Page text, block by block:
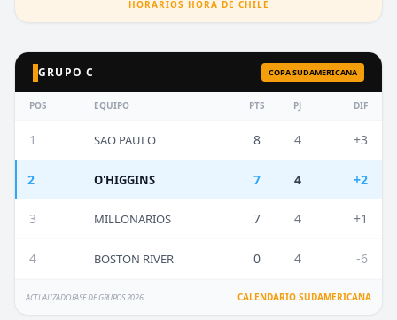
HORARIOS HORA DE CHILE
GRUPO C COPA SUDAMERICANA
POS EQUIPO PTS PJ DIF
1 SAO PAULO 8 4 +3
2 O'HIGGINS 7 4 +2
3 MILLONARIOS 7 4 +1
4 BOSTON RIVER 0 4 -6
ACTUALIZADO FASE DE GRUPOS 2026 CALENDARIO SUDAMERICANA